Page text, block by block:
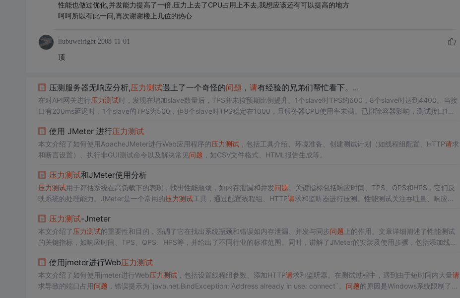
性能也做过优化,并发能力提高了一倍,压力上去了CPU占用上不去,我想应该还有可以提高的地方
呵呵所以有此一问,再次谢谢楼上几位的热心
liubuweiright 2008-11-01
顶
压测服务器无响应分析,压力测试遇上了一个奇怪的问题 ， 请有经验的兄弟们帮忙看下。...
在对API网关进行压力测试时，发现在增加slave数量后，TPS并未按预期比例提升。1个slave时TPS约600，8个slave时达到4400。当接
口有200ms延迟时，1个slave的TPS为500，但8个slave时TPS稳定在1000，且服务器CPU使用率未满。已排除容器影响，测试接口1的
使用 JMeter 进行压力测试
本文介绍了如何使用ApacheJMeter进行Web应用程序的压力测试 ，包括工具介绍、环境准备、创建测试计划（如线程组配置、HTTP请求
和断言设置）、执行非GUI测试命令以及解决常见问题 ，如CSV文件格式、HTML报告生成等。
压力测试和JMeter使用分析
压力测试用于评估系统在高负载下的表现，找出性能瓶颈，如内存泄漏和并发问题 。关键指标包括响应时间、TPS、QPS和HPS，它们反
映系统的处理能力。JMeter是一个常用的压力测试工具，通过配置线程组、HTTP请求和监听器进行压测。性能测试关注吞吐量、响应时
压力测试-Jmeter
本文介绍了压力测试的重要性和目的，强调了它在找出系统瓶颈和错误如内存泄漏、并发与同步问题 上的作用。文章详细阐述了性能测试
的关键指标，如响应时间、TPS、QPS、HPS等，并给出了不同行业的标准范围。同时，讲解了JMeter的安装及使用步骤，包括添加线程
使用jmeter进行Web压力测试
本文介绍了如何使用jmeter进行Web压力测试 ，包括设置线程组参数、添加HTTP请求和监听器。在测试过程中，遇到由于短时间内大量请
求导致的端口占用问题 ，错误提示为`java.net.BindException: Address already in use: connect`。 问题的原因是Windows系统限制了T